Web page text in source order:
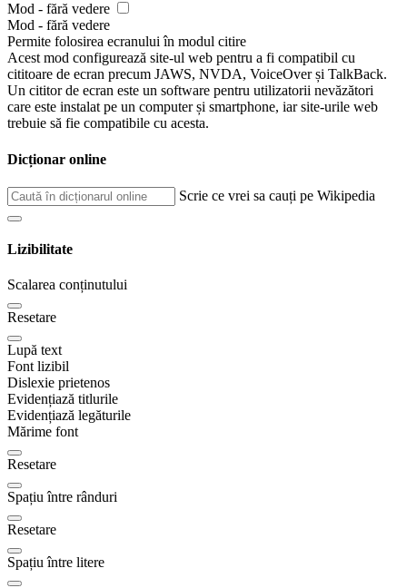
Mod - fără vedere
Mod - fără vedere
Permite folosirea ecranului în modul citire
Acest mod configurează site-ul web pentru a fi compatibil cu
cititoare de ecran precum JAWS, NVDA, VoiceOver și TalkBack.
Un cititor de ecran este un software pentru utilizatorii nevăzători
care este instalat pe un computer și smartphone, iar site-urile web
trebuie să fie compatibile cu acesta.
Dicționar online
Scrie ce vrei sa cauți pe Wikipedia
Lizibilitate
Scalarea conținutului
Resetare
Lupă text
Font lizibil
Dislexie prietenos
Evidențiază titlurile
Evidențiază legăturile
Mărime font
Resetare
Spațiu între rânduri
Resetare
Spațiu între litere